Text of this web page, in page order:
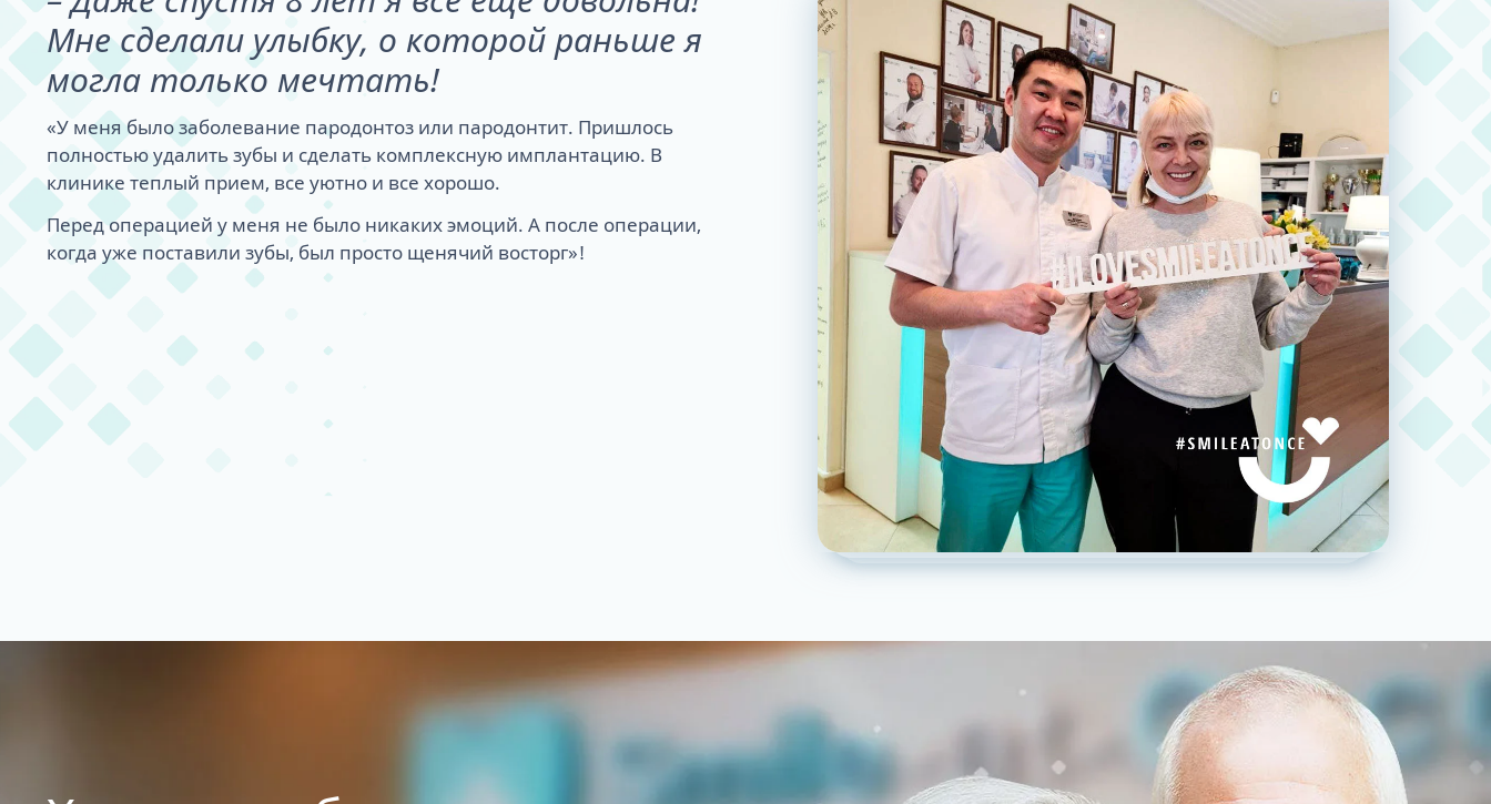
Мне сделали улыбку, о которой раньше я
могла только мечтать!
«У меня было заболевание пародонтоз или пародонтит. Пришлось
полностью удалить зубы и сделать комплексную имплантацию. В
клинике теплый прием, все уютно и все хорошо.
Перед операцией у меня не было никаких эмоций. А после операции,
когда уже поставили зубы, был просто щенячий восторг»!